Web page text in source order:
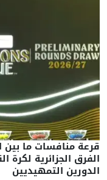
الفرق الجزائرية
الدورين التمهيديين